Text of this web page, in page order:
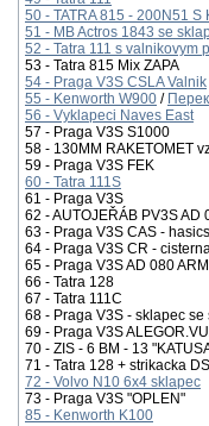
50 - TATRA 815 - 200N51 S
51 - MB Actros 1843 se
52 - Tatra 111 s valnikovym
53 - Tatra 815 Mix ZAPA
54 - Praga V3S CSLA Valnik
55 - Kenworth W900 /
56 - Vyklapeci Naves East
57 - Praga V3S S1000
58 - 130MM RAKETOMET
59 - Praga V3S FEK
60 - Tatra 111S
61 - Praga V3S
62 - AUTOJEŘÁB PV3S AD
63 - Praga V3S CAS -
64 - Praga V3S CR -
65 - Praga V3S AD 080
66 - Tatra 128
67 - Tatra 111C
68 - Praga V3S - sklapec
69 - Praga V3S
70 - ZIS - 6 BM - 13
71 - Tatra 128 + strikacka
72 - Volvo N10 6x4 sklapec
73 - Praga V3S "OPLEN"
85 - Kenworth K100